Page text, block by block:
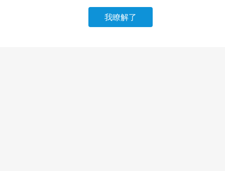
請選擇其他入住日
我瞭解了